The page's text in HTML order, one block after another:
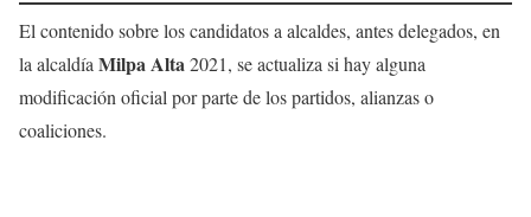
El contenido sobre los candidatos a alcaldes, antes delegados, en
la alcaldía Milpa Alta2021, se actualiza si hay alguna
modificación oficial por parte de los partidos, alianzas o
coaliciones.